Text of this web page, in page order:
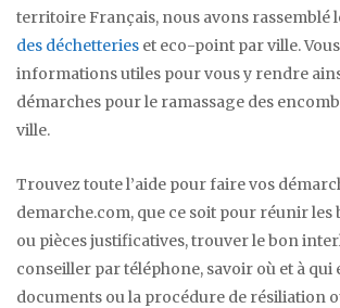
territoire Français, nous avons rassemblé
des déchetteries et eco-point par ville.
informations utiles pour vous y rendre
démarches pour le ramassage des
ville.
Trouvez toute l’aide pour faire vos
demarche.com, que ce soit pour réunir les
ou pièces justificatives, trouver le bon
conseiller par téléphone, savoir où et à qui
documents ou la procédure de résiliation